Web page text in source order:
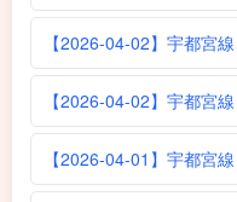
【2026-04-02】宇都宮
【2026-04-02】宇都宮
【2026-04-01】宇都宮